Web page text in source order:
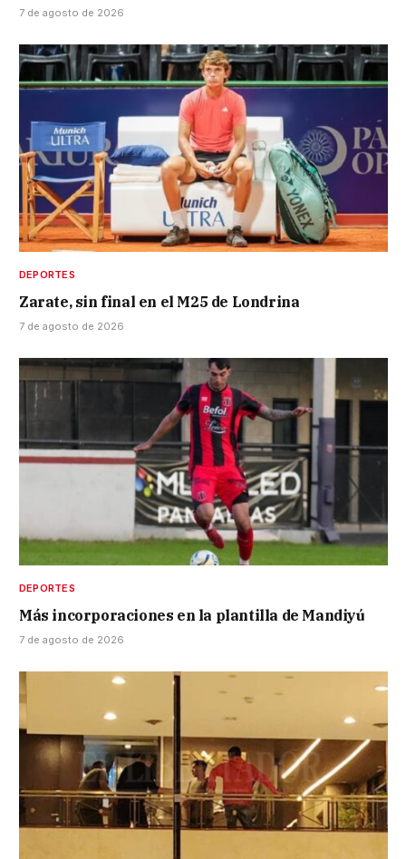
7 de agosto de 2026
DEPORTES
Zarate, sin final en el M25 de Londrina
7 de agosto de 2026
DEPORTES
Más incorporaciones en la plantilla de Mandiyú
7 de agosto de 2026